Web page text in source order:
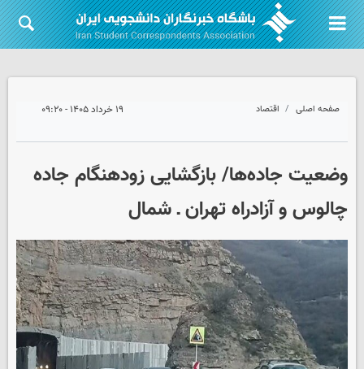
صفحه اصلی اقتصاد ۱۹ خرداد ۱۴۰۵ - ۰۹:۲۰
وضعیت جاده‌ها/ بازگشایی زودهنگام جاده
چالوس و آزادراه تهران ـ شمال